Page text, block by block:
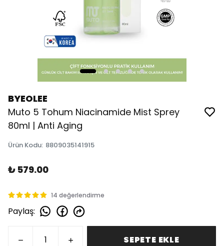
BYEOLEE
Muto 5 Tohum Niacinamide Mist Sprey
80ml | Anti Aging
Ürün Kodu: 8809035141915
₺ 579.00
14 değerlendirme
Paylaş:
SEPETE EKLE